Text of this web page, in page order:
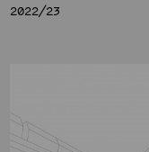
2022/23